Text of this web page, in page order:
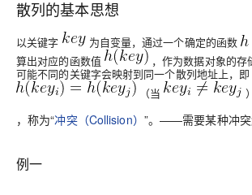
散列的基本思想
以关键字 为自变量，通过一个确定的函数
算出对应的函数值
，作为数据对象的存
可能不同的关键字会映射到同一个散列地址上，即
（当
）
，称为“冲突（Collision） ”。——需要某种冲
例一